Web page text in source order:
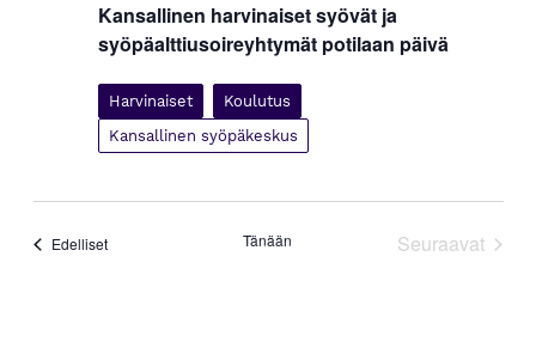
Kansallinen harvinaiset syövät ja
syöpäalttiusoireyhtymät potilaan päivä
Harvinaiset
Koulutus
Kansallinen syöpäkeskus
EdellisetTapahtumat Tänään
Seuraavat